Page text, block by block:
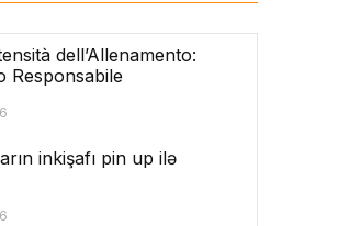
dell’Allenamento:
Responsabile
inkişafı pin up ilə